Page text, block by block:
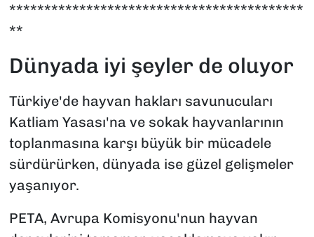
******************************************
**
Dünyada iyi şeyler de oluyor
Türkiye'de hayvan hakları savunucuları
Katliam Yasası'na ve sokak hayvanlarının
toplanmasına karşı büyük bir mücadele
sürdürürken, dünyada ise güzel gelişmeler
yaşanıyor.
PETA, Avrupa Komisyonu'nun hayvan